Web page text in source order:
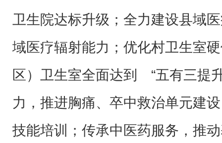
卫生院达标升级；全力建设县域
域医疗辐射能力；优化村卫生室
区）卫生室全面达到 “五有三提
力，推进胸痛、卒中救治单元建
技能培训；传承中医药服务，推